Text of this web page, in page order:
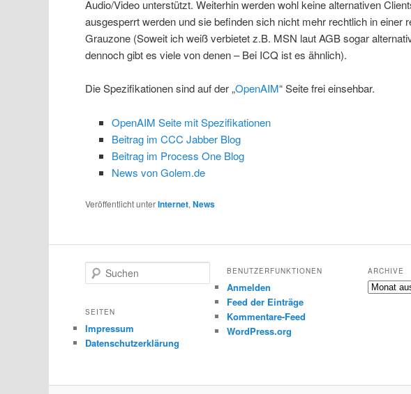
Audio/Video unterstützt. Weiterhin werden wohl keine alternativen
ausgesperrt werden und sie befinden sich nicht mehr rechtlich in einer
Grauzone (Soweit ich weiß verbietet z.B. MSN laut AGB sogar
dennoch gibt es viele von denen – Bei ICQ ist es ähnlich).
Die Spezifikationen sind auf der „OpenAIM“ Seite frei einsehbar.
OpenAIM Seite mit Spezifikationen
Beitrag im CCC Jabber Blog
Beitrag im Process One Blog
News von Golem.de
Veröffentlicht unter Internet,News
u
h
n
SEITEN
Impressum
Datenschutzerklärung
BENUTZERFUNKTIONEN
Anmelden
Feed der Einträge
Kommentare-Feed
WordPress.org
ARCHIVE
Archive